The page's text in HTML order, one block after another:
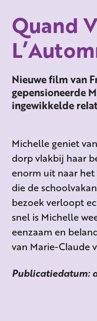
Quand
Nieuwe film van
gepensioneerde
ingewikkelde
Michelle geniet
dorp vlakbij haar
enorm uit naar het
die de
bezoek verloopt
snel is Michelle
eenzaam en
van Marie-Claude
Publicatiedatum: